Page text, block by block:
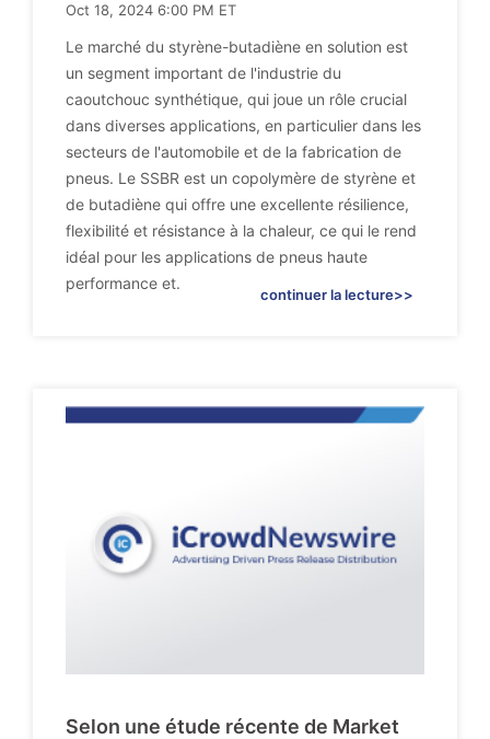
Oct 18, 2024 6:00 PM ET
Le marché du styrène-butadiène en solution est
un segment important de l'industrie du
caoutchouc synthétique, qui joue un rôle crucial
dans diverses applications, en particulier dans les
secteurs de l'automobile et de la fabrication de
pneus. Le SSBR est un copolymère de styrène et
de butadiène qui offre une excellente résilience,
flexibilité et résistance à la chaleur, ce qui le rend
idéal pour les applications de pneus haute
performance et.
continuer la lecture>>
Selon une étude récente de Market